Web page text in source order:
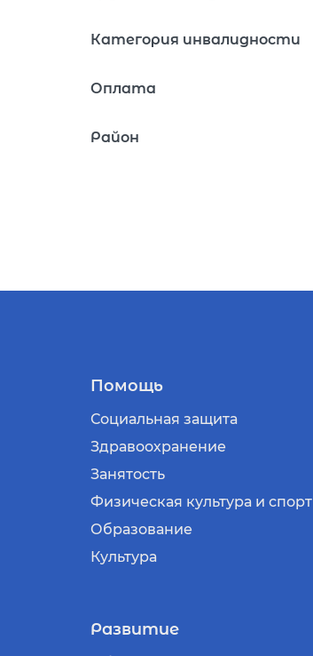
Категория инвалидности
Оплата
Район
Помощь
Социальная защита
Здравоохранение
Занятость
Физическая культура и спорт
Образование
Культура
Развитие